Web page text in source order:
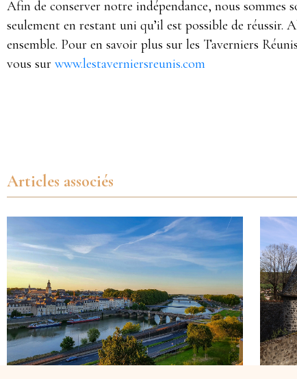
Afin de conserver notre indépendance, nous sommes
seulement en restant uni qu’il est possible de réussir.
ensemble. Pour en savoir plus sur les Taverniers
vous sur www.lestaverniersreunis.com
Articles associés